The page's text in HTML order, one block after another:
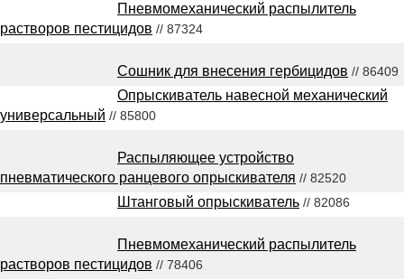
Пневмомеханический распылитель
растворов пестицидов // 87324
Сошник для внесения гербицидов // 86409
Опрыскиватель навесной механический
универсальный // 85800
Распыляющее устройство
пневматического ранцевого опрыскивателя // 82520
Штанговый опрыскиватель // 82086
Пневмомеханический распылитель
растворов пестицидов // 78406